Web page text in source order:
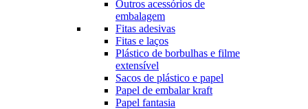
Outros acessórios de
embalagem
Fitas adesivas
Fitas e laços
Plástico de borbulhas e filme
extensível
Sacos de plástico e papel
Papel de embalar kraft
Papel fantasia